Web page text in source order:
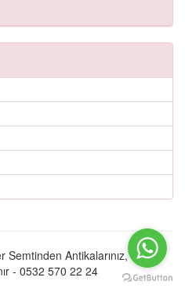
Semtinden Antikalarınız, Eski
- 0532 570 22 24